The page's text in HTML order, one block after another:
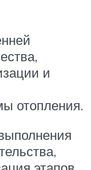
и
отопления.